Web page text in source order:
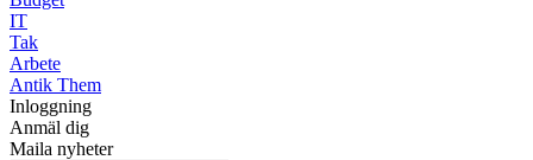
IT
Tak
Arbete
Antik Them
Inloggning
Anmäl dig
Maila nyheter